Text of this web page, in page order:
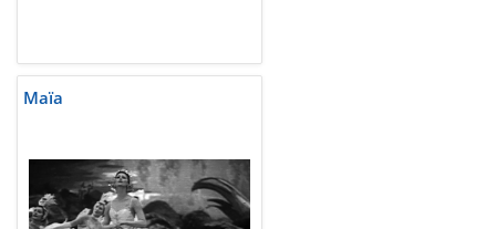
Maïa